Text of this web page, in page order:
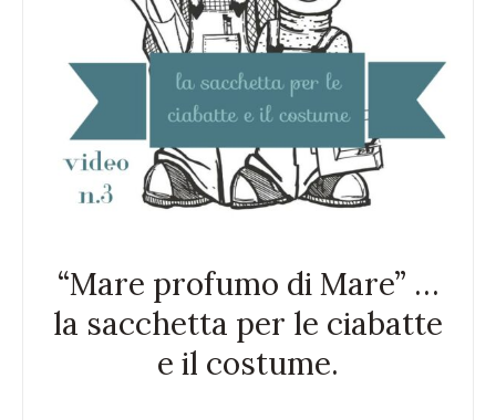
“Mare profumo di Mare” …
la sacchetta per le ciabatte
e il costume.